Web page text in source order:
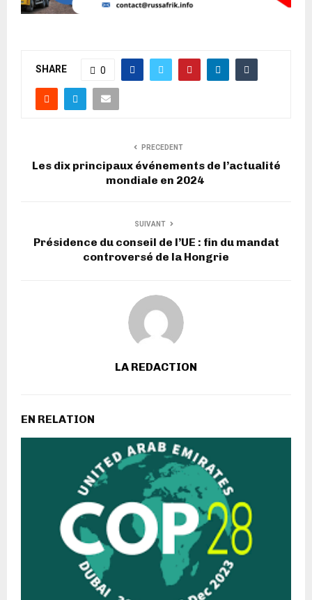
SHARE 0
PRECEDENT
Les dix principaux événements de l’actualité
mondiale en 2024
SUIVANT
Présidence du conseil de l’UE : fin du mandat
controversé de la Hongrie
LA REDACTION
EN RELATION